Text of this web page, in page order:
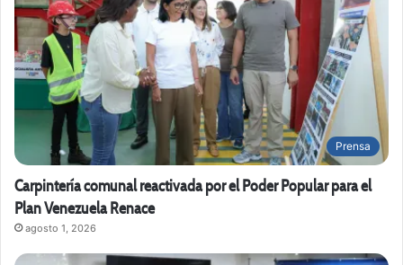
Prensa
Carpintería comunal reactivada por el Poder Popular para el
Plan Venezuela Renace
agosto 1, 2026